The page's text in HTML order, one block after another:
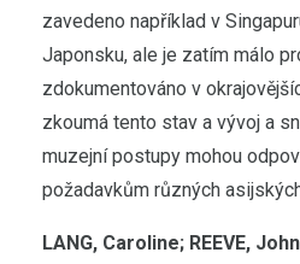
zavedeno například v
Japonsku, ale je zatím málo
zdokumentováno v
zkoumá tento stav a vývoj a
muzejní postupy mohou
požadavkům různých
LANG, Caroline; REEVE,